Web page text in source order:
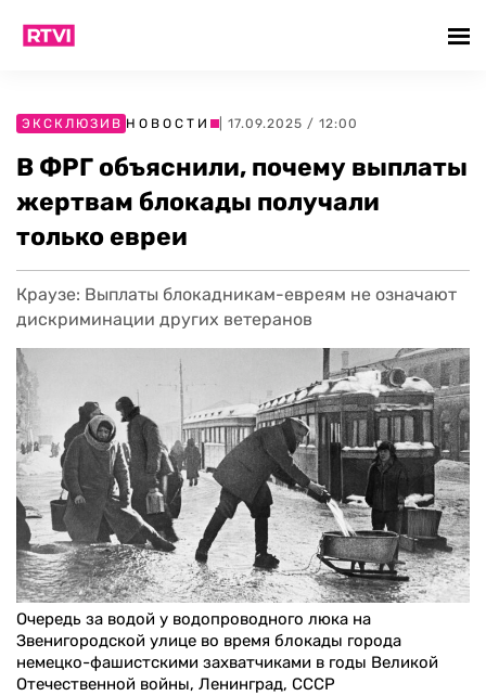
ЭКСКЛЮЗИВ НОВОСТИ | 17.09.2025 / 12:00
В ФРГ объяснили, почему выплаты
жертвам блокады получали
только евреи
Краузе: Выплаты блокадникам-евреям не означают
дискриминации других ветеранов
Очередь за водой у водопроводного люка на
Звенигородской улице во время блокады города
немецко-фашистскими захватчиками в годы Великой
Отечественной войны, Ленинград, СССР